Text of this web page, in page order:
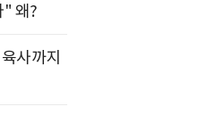
" 왜?
사까지